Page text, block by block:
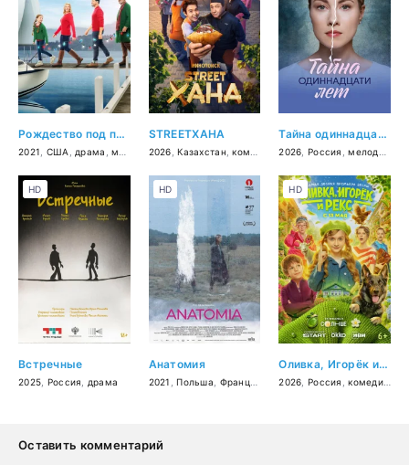
Рождество под парусом
2021 США драма ,мелодрама
STREETХАНА
2026 ,Казахстан ,комедия
Тайна одиннадцати лет
2026 Россия ,мелодрама
Встречные
2025 Россия драма
HD
Анатомия
2021 ,Польша Франция
HD
Оливка, Игорёк и Рекс
2026 Россия ,комедия
HD
Оставить комментарий